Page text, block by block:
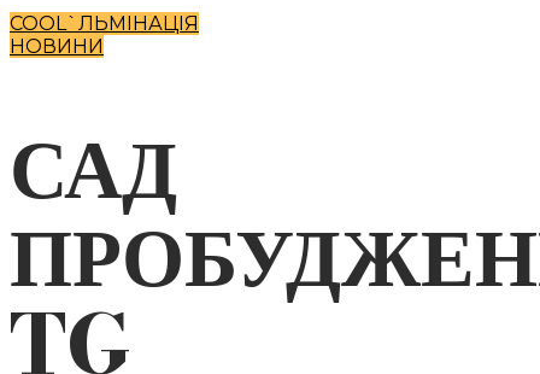
COOL`ЛЬМІНАЦІЯ
НОВИНИ
САД
TG